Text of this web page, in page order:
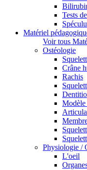
Tests
Matériel
Voir tous
Ostéologie
Crâne
Rachis
Modèle
Physiologie /
L'oeil